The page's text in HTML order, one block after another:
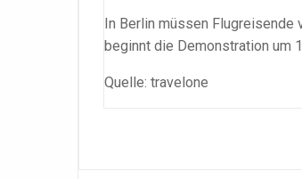
In Berlin müssen
beginnt die Demonstration um
Quelle: travelone